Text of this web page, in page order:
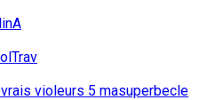
violeurs 5 masuperbecle